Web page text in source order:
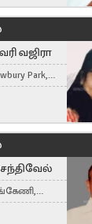
வஜிரா
Park,